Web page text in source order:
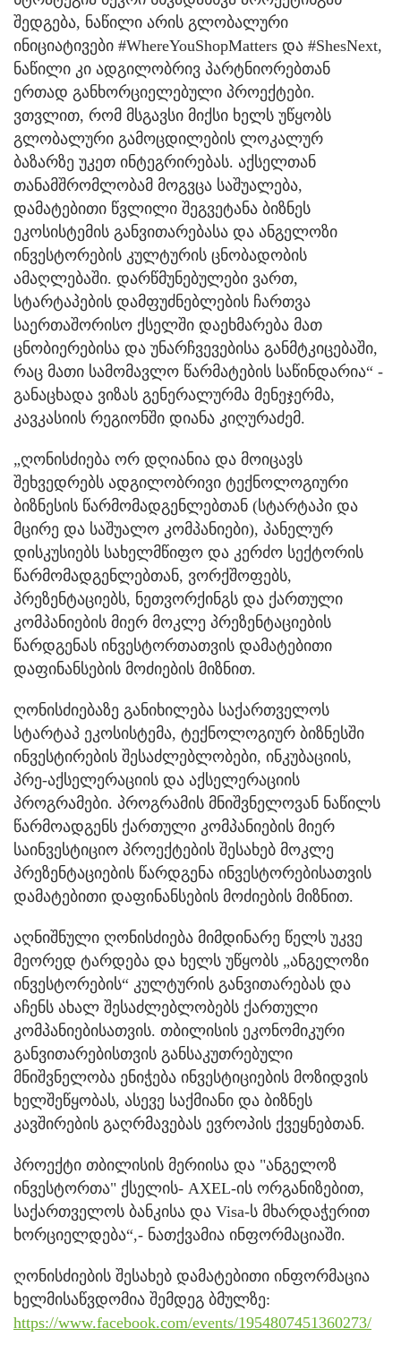
შედგება, ნაწილი არის გლობალური
ინიციატივები #WhereYouShopMatters და #ShesNext,
ნაწილი კი ადგილობრივ პარტნიორებთან
ერთად განხორციელებული პროექტები.
ვთვლით, რომ მსგავსი მიქსი ხელს უწყობს
გლობალური გამოცდილების ლოკალურ
ბაზარზე უკეთ ინტეგრირებას. აქსელთან
თანამშრომლობამ მოგვცა საშუალება,
დამატებითი წვლილი შეგვეტანა ბიზნეს
ეკოსისტემის განვითარებასა და ანგელოზი
ინვესტორების კულტურის ცნობადობის
ამაღლებაში. დარწმუნებულები ვართ,
სტარტაპების დამფუძნებლების ჩართვა
საერთაშორისო ქსელში დაეხმარება მათ
ცნობიერებისა და უნარჩვევებისა განმტკიცებაში,
რაც მათი სამომავლო წარმატების საწინდარია“ -
განაცხადა ვიზას გენერალურმა მენეჯერმა,
კავკასიის რეგიონში დიანა კიღურაძემ.
„ღონისძიება ორ დღიანია და მოიცავს
შეხვედრებს ადგილობრივი ტექნოლოგიური
ბიზნესის წარმომადგენლებთან (სტარტაპი და
მცირე და საშუალო კომპანიები), პანელურ
დისკუსიებს სახელმწიფო და კერძო სექტორის
წარმომადგენლებთან, ვორქშოფებს,
პრეზენტაციებს, ნეთვორქინგს და ქართული
კომპანიების მიერ მოკლე პრეზენტაციების
წარდგენას ინვესტორთათვის დამატებითი
დაფინანსების მოძიების მიზნით.
ღონისძიებაზე განიხილება საქართველოს
სტარტაპ ეკოსისტემა, ტექნოლოგიურ ბიზნესში
ინვესტირების შესაძლებლობები, ინკუბაციის,
პრე-აქსელერაციის და აქსელერაციის
პროგრამები. პროგრამის მნიშვნელოვან ნაწილს
წარმოადგენს ქართული კომპანიების მიერ
საინვესტიციო პროექტების შესახებ მოკლე
პრეზენტაციების წარდგენა ინვესტორებისათვის
დამატებითი დაფინანსების მოძიების მიზნით.
აღნიშნული ღონისძიება მიმდინარე წელს უკვე
მეორედ ტარდება და ხელს უწყობს „ანგელოზი
ინვესტორების“ კულტურის განვითარებას და
აჩენს ახალ შესაძლებლობებს ქართული
კომპანიებისათვის. თბილისის ეკონომიკური
განვითარებისთვის განსაკუთრებული
მნიშვნელობა ენიჭება ინვესტიციების მოზიდვის
ხელშეწყობას, ასევე საქმიანი და ბიზნეს
კავშირების გაღრმავებას ევროპის ქვეყნებთან.
პროექტი თბილისის მერიისა და "ანგელოზ
ინვესტორთა" ქსელის- AXEL-ის ორგანიზებით,
საქართველოს ბანკისა და Visa-ს მხარდაჭერით
ხორციელდება“,- ნათქვამია ინფორმაციაში.
ღონისძიების შესახებ დამატებითი ინფორმაცია
ხელმისაწვდომია შემდეგ ბმულზე:
https://www.facebook.com/events/1954807451360273/